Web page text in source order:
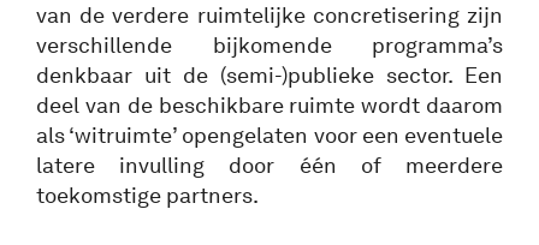
van de verdere ruimtelijke concretisering zijn
verschillende bijkomende programma’s
denkbaar uit de (semi-)publieke sector. Een
deel van de beschikbare ruimte wordt daarom
als ‘witruimte’ opengelaten voor een eventuele
latere invulling door één of meerdere
toekomstige partners.